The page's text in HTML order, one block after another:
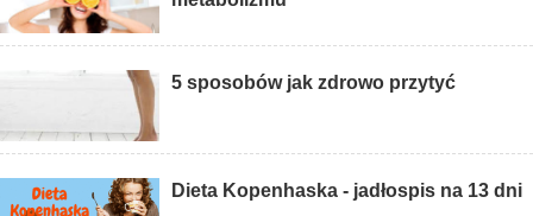
5 sposobów jak zdrowo przytyć
Dieta Kopenhaska - jadłospis na 13 dni